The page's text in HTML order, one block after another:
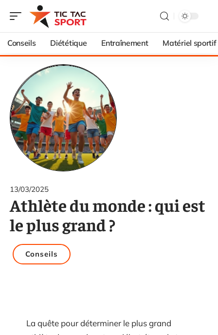
Conseils Diététique Entraînement Matériel sportif
13/03/2025
Athlète du monde : qui est
le plus grand ?
Conseils
La quête pour déterminer le plus grand